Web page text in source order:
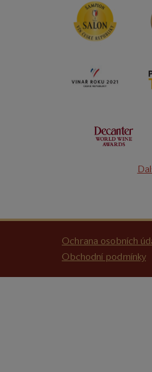
Ochrana osobních
Obchodní podmínky